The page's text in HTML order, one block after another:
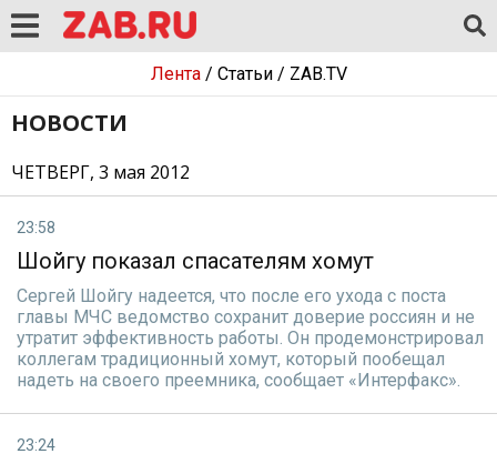
Лента/ Статьи/ ZAB.TV
НОВОСТИ
ЧЕТВЕРГ, 3 мая 2012
23:58
Шойгу показал спасателям хомут
Сергей Шойгу надеется, что после его ухода с поста
главы МЧС ведомство сохранит доверие россиян и не
утратит эффективность работы. Он продемонстрировал
коллегам традиционный хомут, который пообещал
надеть на своего преемника, сообщает «Интерфакс».
23:24